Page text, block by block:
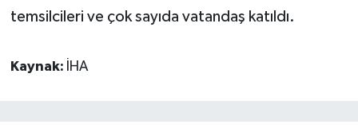
temsilcileri ve çok sayıda vatandaş katıldı.
Kaynak: İHA